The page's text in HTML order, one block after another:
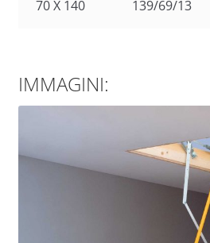
70 X 140 139/69/13
IMMAGINI: